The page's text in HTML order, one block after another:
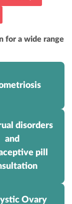
for a wide range
disorders
and
pill
Ovary